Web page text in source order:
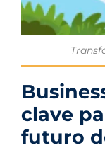
clave
futuro